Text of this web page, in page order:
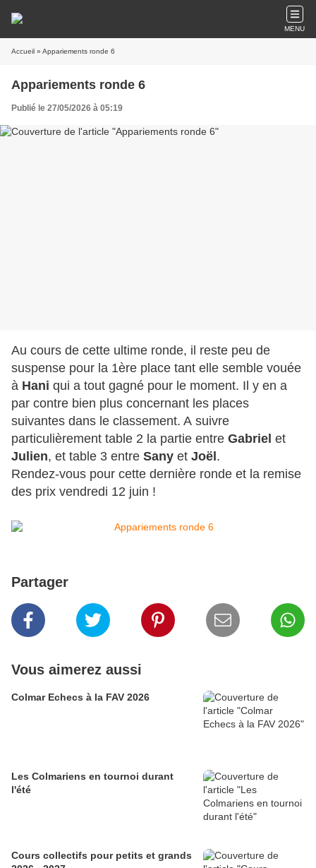
MENU
Accueil » Appariements ronde 6
Appariements ronde 6
Publié le 27/05/2026 à 05:19
Au cours de cette ultime ronde, il reste peu de
suspense pour la 1ère place tant elle semble vouée
à Hani qui a tout gagné pour le moment. Il y en a
par contre bien plus concernant les places
suivantes dans le classement. A suivre
particulièrement table 2 la partie entre Gabriel et
Julien, et table 3 entre Sany et Joël .
Rendez-vous pour cette dernière ronde et la remise
des prix vendredi 12 juin !
Partager
Vous aimerez aussi
Colmar Echecs à la FAV 2026
Les Colmariens en tournoi durant
l'été
Cours collectifs pour petits et grands